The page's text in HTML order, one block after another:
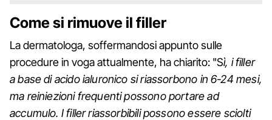
Come si rimuove il filler
La dermatologa, soffermandosi appunto sulle
procedure in voga attualmente, ha chiarito: "Sì, i filler
a base di acido ialuronico si riassorbono in 6-24 mesi,
ma reiniezioni frequenti possono portare ad
accumulo. I filler riassorbibili possono essere sciolti